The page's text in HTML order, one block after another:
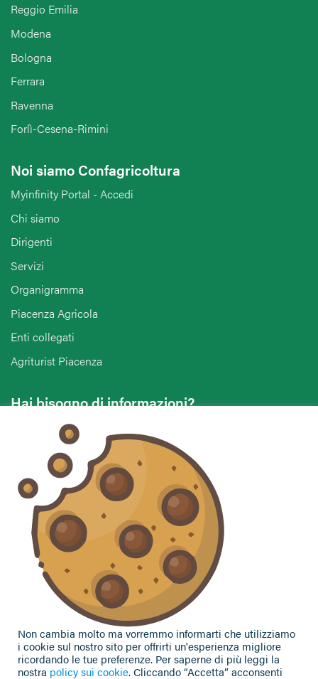
Reggio Emilia
Modena
Bologna
Ferrara
Ravenna
Forlì-Cesena-Rimini
Noi siamo Confagricoltura
Myinfinity Portal - Accedi
Chi siamo
Dirigenti
Servizi
Organigramma
Piacenza Agricola
Enti collegati
Agriturist Piacenza
Hai bisogno di informazioni?
Vuoi contattarci per ricevere assistenza, lasciare un
commento o chiedere informazioni?
CONTATTACI
Seguici sui social
Non cambia molto ma vorremmo informarti che utilizziamo
i cookie sul nostro sito per offrirti un'esperienza migliore
ricordando le tue preferenze. Per saperne di più leggi la
nostra policy sui cookie. Cliccando “Accetta” acconsenti